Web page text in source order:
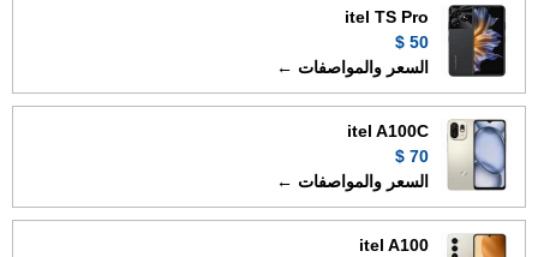
itel TS Pro
50 $
السعر والمواصفات ←
itel A100C
70 $
السعر والمواصفات ←
itel A100